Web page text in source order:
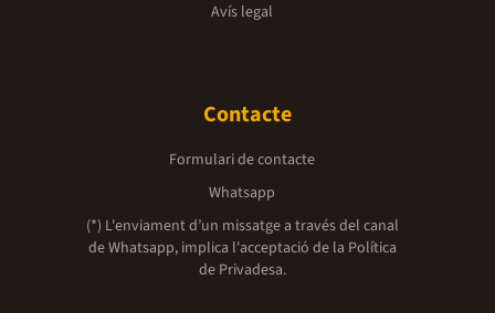
Avís legal
Contacte
Formulari de contacte
Whatsapp
(*) L'enviament d’un missatge a través del canal
de Whatsapp, implica l'acceptació de la Política
de Privadesa.